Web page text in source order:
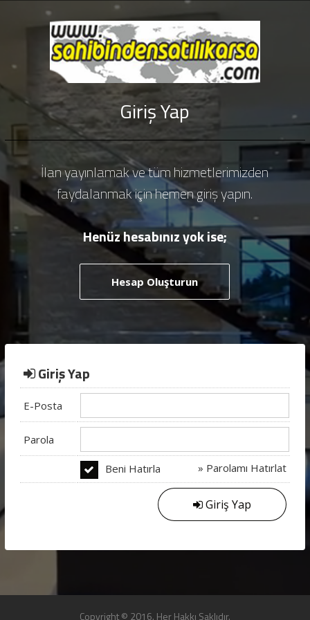
Giriş Yap
İlan yayınlamak ve tüm hizmetlerimizden
faydalanmak için hemen giriş yapın.
Henüz hesabınız yok ise;
Hesap Oluşturun
Giriş Yap
E-Posta
Parola
Beni Hatırla » Parolamı Hatırlat
Giriş Yap
Copyright © 2016. Her Hakkı Saklıdır.